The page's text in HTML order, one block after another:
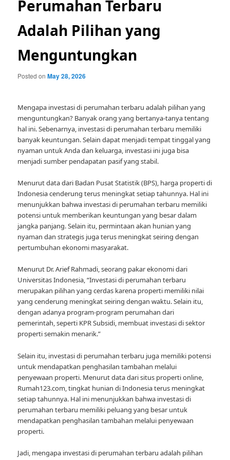
Perumahan Terbaru
Adalah Pilihan yang
Menguntungkan
Posted onMay 28, 2026
Mengapa investasi di perumahan terbaru adalah pilihan yang
menguntungkan? Banyak orang yang bertanya-tanya tentang
hal ini. Sebenarnya, investasi di perumahan terbaru memiliki
banyak keuntungan. Selain dapat menjadi tempat tinggal yang
nyaman untuk Anda dan keluarga, investasi ini juga bisa
menjadi sumber pendapatan pasif yang stabil.
Menurut data dari Badan Pusat Statistik (BPS), harga properti di
Indonesia cenderung terus meningkat setiap tahunnya. Hal ini
menunjukkan bahwa investasi di perumahan terbaru memiliki
potensi untuk memberikan keuntungan yang besar dalam
jangka panjang. Selain itu, permintaan akan hunian yang
nyaman dan strategis juga terus meningkat seiring dengan
pertumbuhan ekonomi masyarakat.
Menurut Dr. Arief Rahmadi, seorang pakar ekonomi dari
Universitas Indonesia, “Investasi di perumahan terbaru
merupakan pilihan yang cerdas karena properti memiliki nilai
yang cenderung meningkat seiring dengan waktu. Selain itu,
dengan adanya program-program perumahan dari
pemerintah, seperti KPR Subsidi, membuat investasi di sektor
properti semakin menarik.”
Selain itu, investasi di perumahan terbaru juga memiliki potensi
untuk mendapatkan penghasilan tambahan melalui
penyewaan properti. Menurut data dari situs properti online,
Rumah123.com, tingkat hunian di Indonesia terus meningkat
setiap tahunnya. Hal ini menunjukkan bahwa investasi di
perumahan terbaru memiliki peluang yang besar untuk
mendapatkan penghasilan tambahan melalui penyewaan
properti.
Jadi, mengapa investasi di perumahan terbaru adalah pilihan